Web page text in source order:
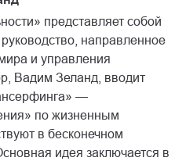
представляет собой
направленное
и управления
Вадим Зеланд, вводит
—
по жизненным
в бесконечном
идея заключается в